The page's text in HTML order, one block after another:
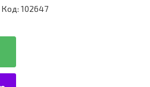
Код: 102647